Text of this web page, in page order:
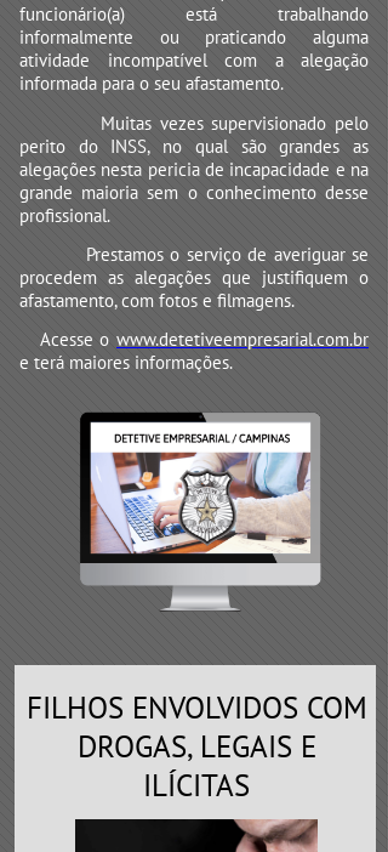
funcionário(a) está trabalhando
informalmente ou praticando alguma
atividade incompatível com a alegação
informada para o seu afastamento.
Muitas vezes supervisionado pelo
perito do INSS, no qual são grandes as
alegações nesta pericia de incapacidade e na
grande maioria sem o conhecimento desse
profissional.
Prestamos o serviço de averiguar se
procedem as alegações que justifiquem o
afastamento, com fotos e filmagens.
Acesse owww.detetiveempresarial.com.br
e terá maiores informações.
FILHOS ENVOLVIDOS COM
DROGAS, LEGAIS E
ILÍCITAS